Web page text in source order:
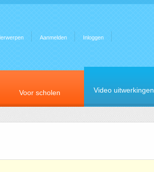
Aanmelden Inloggen
Voor scholen Video uitwerkingen